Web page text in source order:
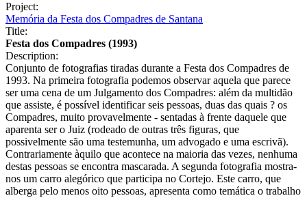
Project:
Memória da Festa dos Compadres de Santana
Title:
Festa dos Compadres (1993)
Description:
Conjunto de fotografias tiradas durante a Festa dos Compadres de
1993. Na primeira fotografia podemos observar aquela que parece
ser uma cena de um Julgamento dos Compadres: além da multidão
que assiste, é possível identificar seis pessoas, duas das quais ? os
Compadres, muito provavelmente - sentadas à frente daquele que
aparenta ser o Juiz (rodeado de outras três figuras, que
possivelmente são uma testemunha, um advogado e uma escrivã).
Contrariamente àquilo que acontece na maioria das vezes, nenhuma
destas pessoas se encontra mascarada. A segunda fotografia mostra-
nos um carro alegórico que participa no Cortejo. Este carro, que
alberga pelo menos oito pessoas, apresenta como temática o trabalho